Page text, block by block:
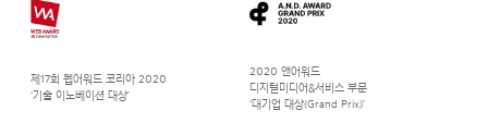
제17회 웹어워드 코리아 2020
‘기술 이노베이션 대상’
2020 앤어워드
디지털미디어&서비스 부문
‘대기업 대상(Grand Prix)’